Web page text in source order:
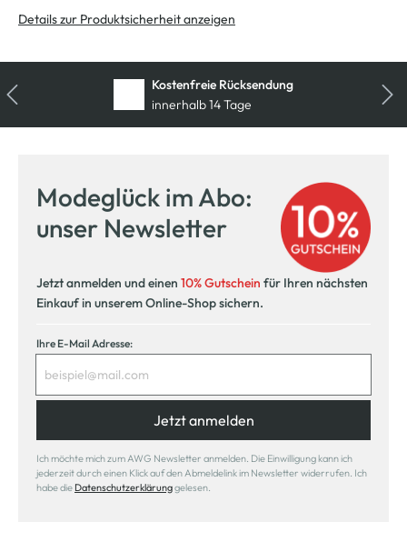
Details zur Produktsicherheit anzeigen
Kostenfreie Rücksendung
innerhalb 14 Tage
Modeglück im Abo:
unser Newsletter
Jetzt anmelden und einen 10% Gutschein für Ihren nächsten
Einkauf in unserem Online-Shop sichern.
Ihre E-Mail Adresse:
Jetzt anmelden
Ich möchte mich zum AWG Newsletter anmelden. Die Einwilligung kann ich
jederzeit durch einen Klick auf den Abmeldelink im Newsletter widerrufen. Ich
habe die Datenschutzerklärunggelesen.